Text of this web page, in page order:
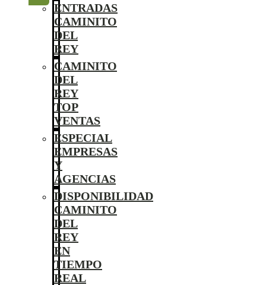
ENTRADAS
CAMINITO
DEL
REY
CAMINITO
DEL
REY
TOP
VENTAS
ESPECIAL
EMPRESAS
Y
AGENCIAS
DISPONIBILIDAD
CAMINITO
DEL
REY
EN
TIEMPO
REAL